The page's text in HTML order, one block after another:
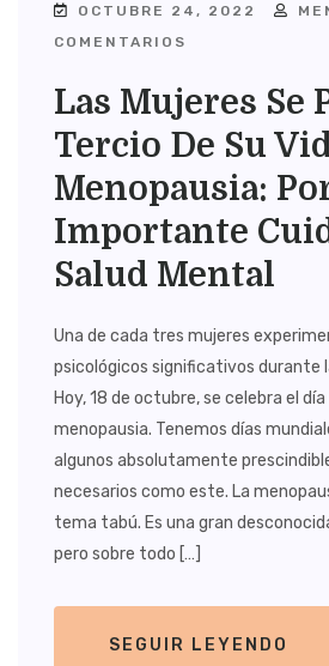
OCTUBRE 24, 2022
COMENTARIOS
Las Mujeres Se
Tercio De Su
Menopausia:
Importante
Salud Mental
Una de cada tres mujeres
psicológicos significativos durante
Hoy, 18 de octubre, se celebra el
menopausia. Tenemos días
algunos absolutamente
necesarios como este. La
tema tabú. Es una gran
pero sobre todo […]
SEGUIR LEYENDO